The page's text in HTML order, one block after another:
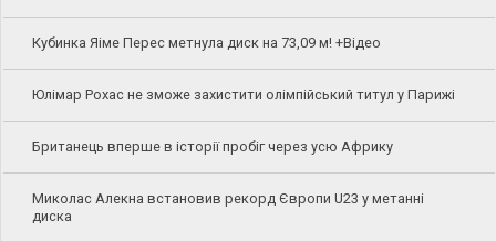
Кубинка Яіме Перес метнула диск на 73,09 м! +Відео
Юлімар Рохас не зможе захистити олімпійський титул у Парижі
Британець вперше в історії пробіг через усю Африку
Миколас Алекна встановив рекорд Європи U23 у метанні
диска